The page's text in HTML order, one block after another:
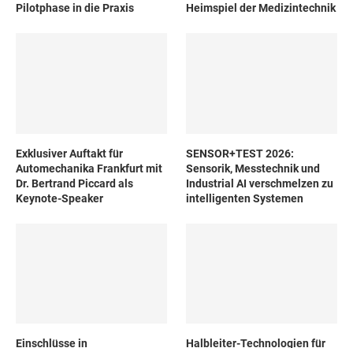
Pilotphase in die Praxis
Heimspiel der Medizintechnik
Exklusiver Auftakt für
Automechanika Frankfurt mit
Dr. Bertrand Piccard als
Keynote-Speaker
SENSOR+TEST 2026:
Sensorik, Messtechnik und
Industrial AI verschmelzen zu
intelligenten Systemen
Einschlüsse in Halbleiter-Technologien für